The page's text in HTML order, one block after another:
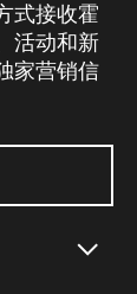
式接收霍
活动和新
家营销信